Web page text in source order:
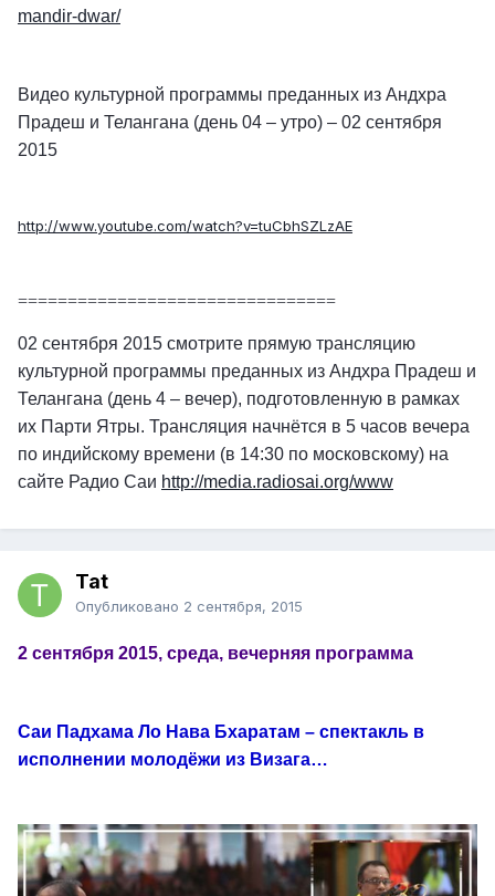
mandir-dwar/
Видео культурной программы преданных из Андхра
Прадеш и Телангана (день 04 – утро) – 02 сентября
2015
http://www.youtube.com/watch?v=tuCbhSZLzAE
================================
02 сентября 2015 смотрите прямую трансляцию
культурной программы преданных из Андхра Прадеш и
Телангана (день 4 – вечер), подготовленную в рамках
их Парти Ятры. Трансляция начнётся в 5 часов вечера
по индийскому времени (в 14:30 по московскому) на
сайте Радио Саи http://media.radiosai.org/www
Tat
Опубликовано 2 сентября, 2015
2 сентября 2015, среда, вечерняя программа
Саи Падхама Ло Нава Бхаратам – спектакль в
исполнении молодёжи из Визага…